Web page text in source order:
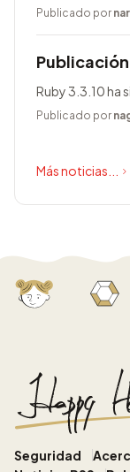
17.0.0, entre
Publicado por
Ruby 3.3.10 ha
Publicado por
Más noticias...
Seguridad